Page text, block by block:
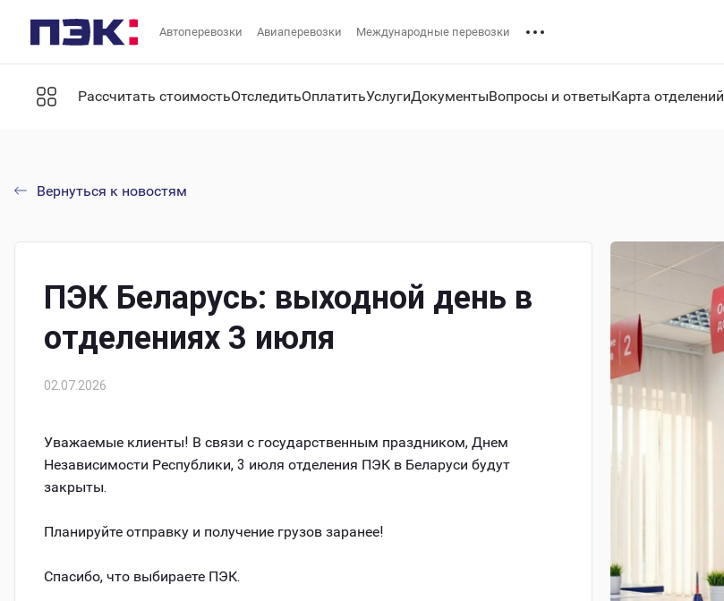
Автоперевозки Авиаперевозки Международные перевозки
Рассчитать стоимостьОтследитьОплатитьУслугиДокументыВопросы и ответыКарта отделений
Вернуться к новостям
ПЭК Беларусь: выходной день в
отделениях 3 июля
02.07.2026
Уважаемые клиенты! В связи с государственным праздником, Днем
Независимости Республики, 3 июля отделения ПЭК в Беларуси будут
закрыты.
Планируйте отправку и получение грузов заранее!
Спасибо, что выбираете ПЭК.